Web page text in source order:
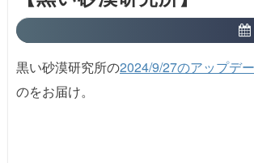
黒い砂漠研究所の2024/9/27のアップデ
のをお届け。